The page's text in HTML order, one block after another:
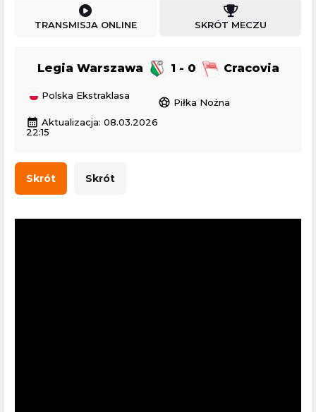
TRANSMISJA ONLINE SKRÓT MECZU
Legia Warszawa 1 - 0 Cracovia
Polska Ekstraklasa
sports_soccer Piłka Nożna
calendar_month Aktualizacja: 08.03.2026
22:15
Skrót Skrót